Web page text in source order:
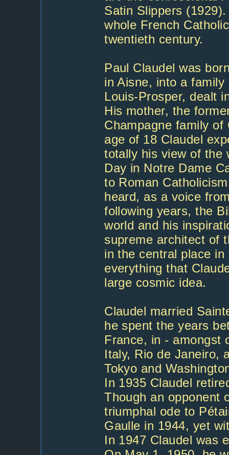
Satin Slippers
whole French
twentieth century.
Paul Claudel was
in Aisne, into a
Louis-Prosper, dealt
His mother, the
Champagne family
age of 18 Claudel
totally his view of the
Day in Notre Dame
to Roman
heard, as a voice
following years, the
world and his
supreme architect of
in the central place
everything that
large cosmic idea.
Claudel married
he spent the years
France, in - amongst
Italy, Rio de Janeiro,
Tokyo and
In 1935 Claudel
Though an opponent
triumphal ode to
Gaulle in 1944, yet
In 1947 Claudel was